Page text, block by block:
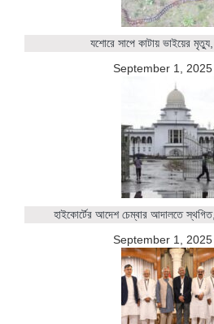
যশোরে সাপে কাটায় ভাইয়ের
September 1, 2025
হাইকোর্টের আদেশ চেম্বার আদালতে স্থগিত,
September 1, 2025